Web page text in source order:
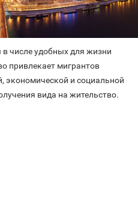
в числе удобных для жизни
привлекает мигрантов
экономической и социальной
вида на жительство.